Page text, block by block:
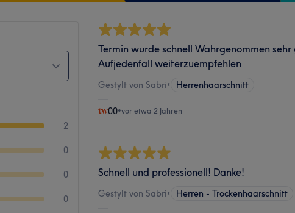
2
0
0
0
Termin wurde schnell Wahrgenommen
Aufjedenfall weiterzuempfehlen
Gestylt von Sabri• Herrenhaarschnitt
00•vor etwa 2 Jahren
Schnell und professionell! Danke!
Gestylt von Sabri• Herren - Trockenhaarschnitt